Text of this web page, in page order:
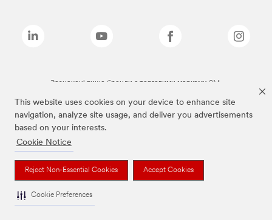
This website uses cookies on your device to enhance site
navigation, analyze site usage, and deliver you advertisements
based on your interests.
Cookie Notice
Reject Non-Essential Cookies Accept Cookies
Cookie Preferences
Зазначені вище бренди є торговими марками 3M.